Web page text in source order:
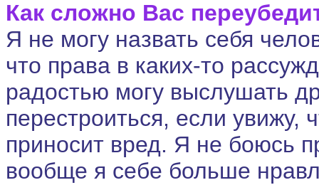
Как сложно Вас
Я не могу назвать себя
что права в каких-то
радостью могу выслушать
перестроиться, если увижу,
приносит вред. Я не боюсь
вообще я себе больше